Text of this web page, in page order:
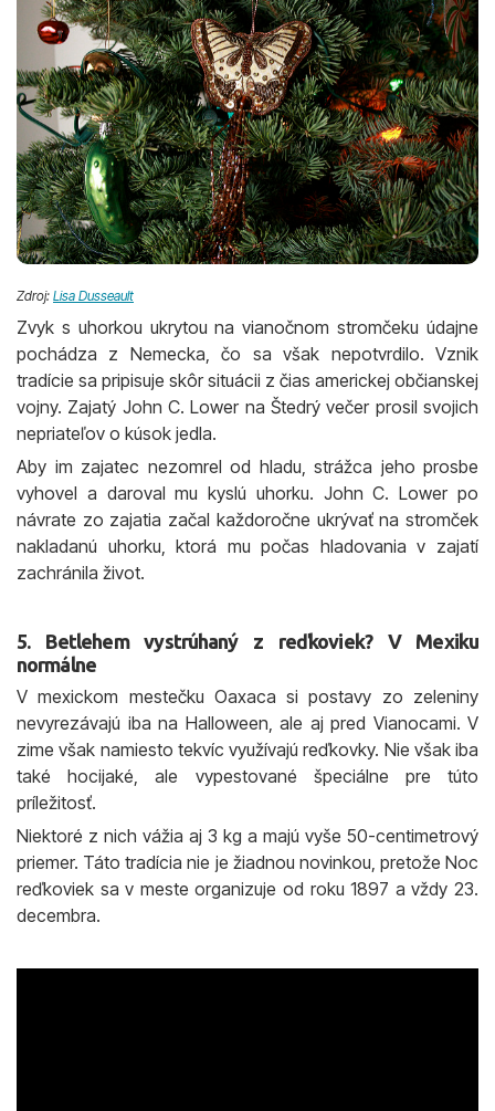
Zdroj: Lisa Dusseault
Zvyk s uhorkou ukrytou na vianočnom stromčeku údajne
pochádza z Nemecka, čo sa však nepotvrdilo. Vznik
tradície sa pripisuje skôr situácii z čias americkej občianskej
vojny. Zajatý John C. Lower na Štedrý večer prosil svojich
nepriateľov o kúsok jedla.
Aby im zajatec nezomrel od hladu, strážca jeho prosbe
vyhovel a daroval mu kyslú uhorku. John C. Lower po
návrate zo zajatia začal každoročne ukrývať na stromček
nakladanú uhorku, ktorá mu počas hladovania v zajatí
zachránila život.
5. Betlehem vystrúhaný z reďkoviek? V Mexiku
normálne
V mexickom mestečku Oaxaca si postavy zo zeleniny
nevyrezávajú iba na Halloween, ale aj pred Vianocami. V
zime však namiesto tekvíc využívajú reďkovky. Nie však iba
také hocijaké, ale vypestované špeciálne pre túto
príležitosť.
Niektoré z nich vážia aj 3 kg a majú vyše 50-centimetrový
priemer. Táto tradícia nie je žiadnou novinkou, pretože Noc
reďkoviek sa v meste organizuje od roku 1897 a vždy 23.
decembra.